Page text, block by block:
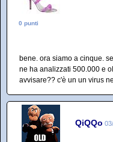
0 punti
bene. ora siamo a cinque.
ne ha analizzati 500.000 e
avvisare?? c'è un un virus
QiQQo